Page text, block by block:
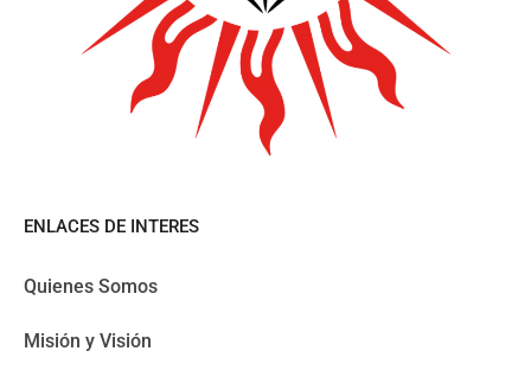
ENLACES DE INTERES
Quienes Somos
Misión y Visión